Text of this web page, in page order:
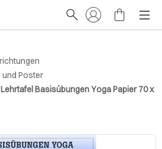
Poster
Basisübungen Yoga Papier 70 x